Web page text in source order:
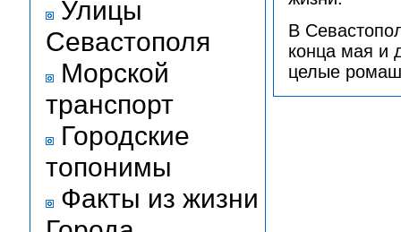
Улицы
Севастополя
Морской
транспорт
Городские
топонимы
Факты из жизни
В
конца мая и
целые